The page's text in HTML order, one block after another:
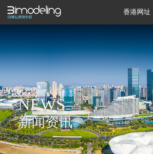
香港网址
NEWS
新闻资讯